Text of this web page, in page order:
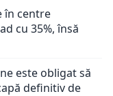
în centre
cu 35%, însă
este obligat să
definitiv de